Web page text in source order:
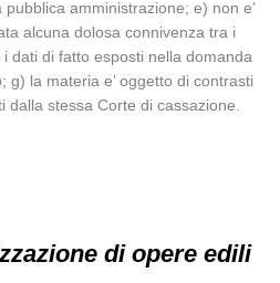
amministrazione; e) non e’
alcuna dolosa connivenza tra i
dati di fatto esposti nella domanda
g) la materia e’ oggetto di contrasti
dalla stessa Corte di cassazione.
di opere edili